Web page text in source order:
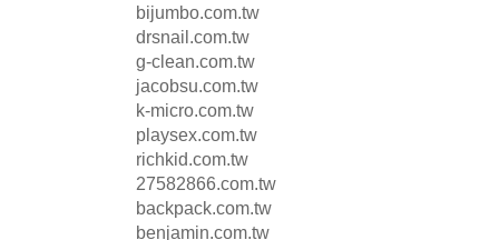
bijumbo.com.tw
drsnail.com.tw
g-clean.com.tw
jacobsu.com.tw
k-micro.com.tw
playsex.com.tw
richkid.com.tw
27582866.com.tw
backpack.com.tw
benjamin.com.tw